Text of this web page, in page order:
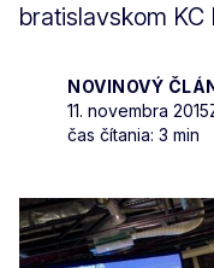
bratislavskom KC
NOVINOVÝ
11. novembra 2015
čas čítania: 3 min